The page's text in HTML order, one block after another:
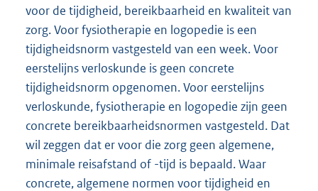
voor de tijdigheid, bereikbaarheid en kwaliteit van
zorg. Voor fysiotherapie en logopedie is een
tijdigheidsnorm vastgesteld van een week. Voor
eerstelijns verloskunde is geen concrete
tijdigheidsnorm opgenomen. Voor eerstelijns
verloskunde, fysiotherapie en logopedie zijn geen
concrete bereikbaarheidsnormen vastgesteld. Dat
wil zeggen dat er voor die zorg geen algemene,
minimale reisafstand of -tijd is bepaald. Waar
concrete, algemene normen voor tijdigheid en